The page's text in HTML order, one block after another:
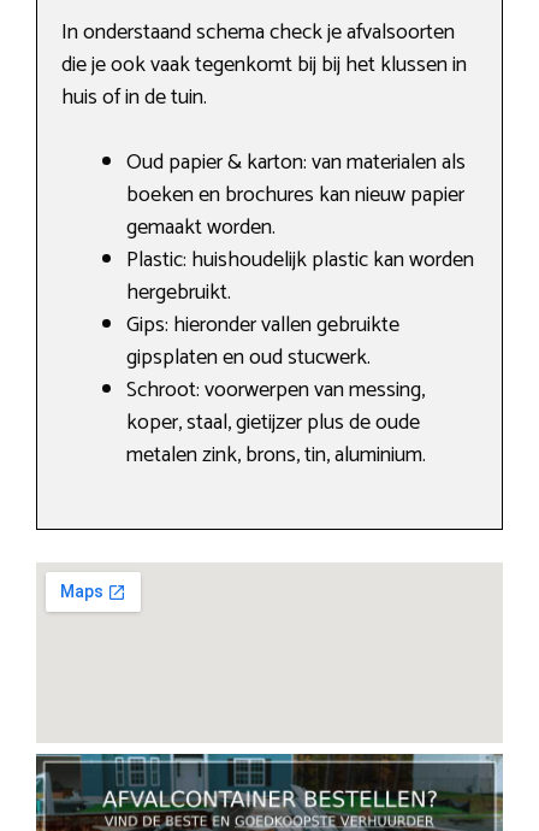
In onderstaand schema check je afvalsoorten
die je ook vaak tegenkomt bij bij het klussen in
huis of in de tuin.
Oud papier & karton: van materialen als
boeken en brochures kan nieuw papier
gemaakt worden.
Plastic: huishoudelijk plastic kan worden
hergebruikt.
Gips: hieronder vallen gebruikte
gipsplaten en oud stucwerk.
Schroot: voorwerpen van messing,
koper, staal, gietijzer plus de oude
metalen zink, brons, tin, aluminium.